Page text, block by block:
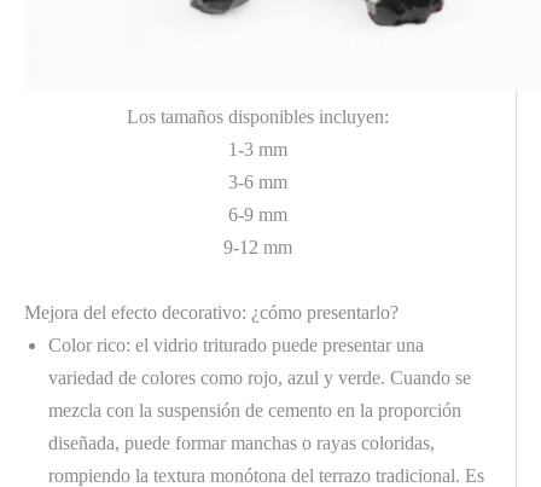
Los tamaños disponibles incluyen:
1-3 mm
3-6 mm
6-9 mm
9-12 mm
Mejora del efecto decorativo: ¿cómo presentarlo?
Color rico: el vidrio triturado puede presentar una
variedad de colores como rojo, azul y verde. Cuando se
mezcla con la suspensión de cemento en la proporción
diseñada, puede formar manchas o rayas coloridas,
rompiendo la textura monótona del terrazo tradicional. Es